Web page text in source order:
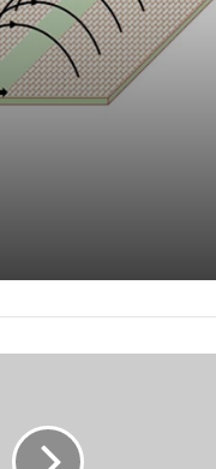
रेड्डी को सीएसआईआर-
का अतिरिक्त प्रभार
के समाधान में बढ़ी नई और उभरती
ने खोजा गैस्ट्रिक रोगियों में कमजोर